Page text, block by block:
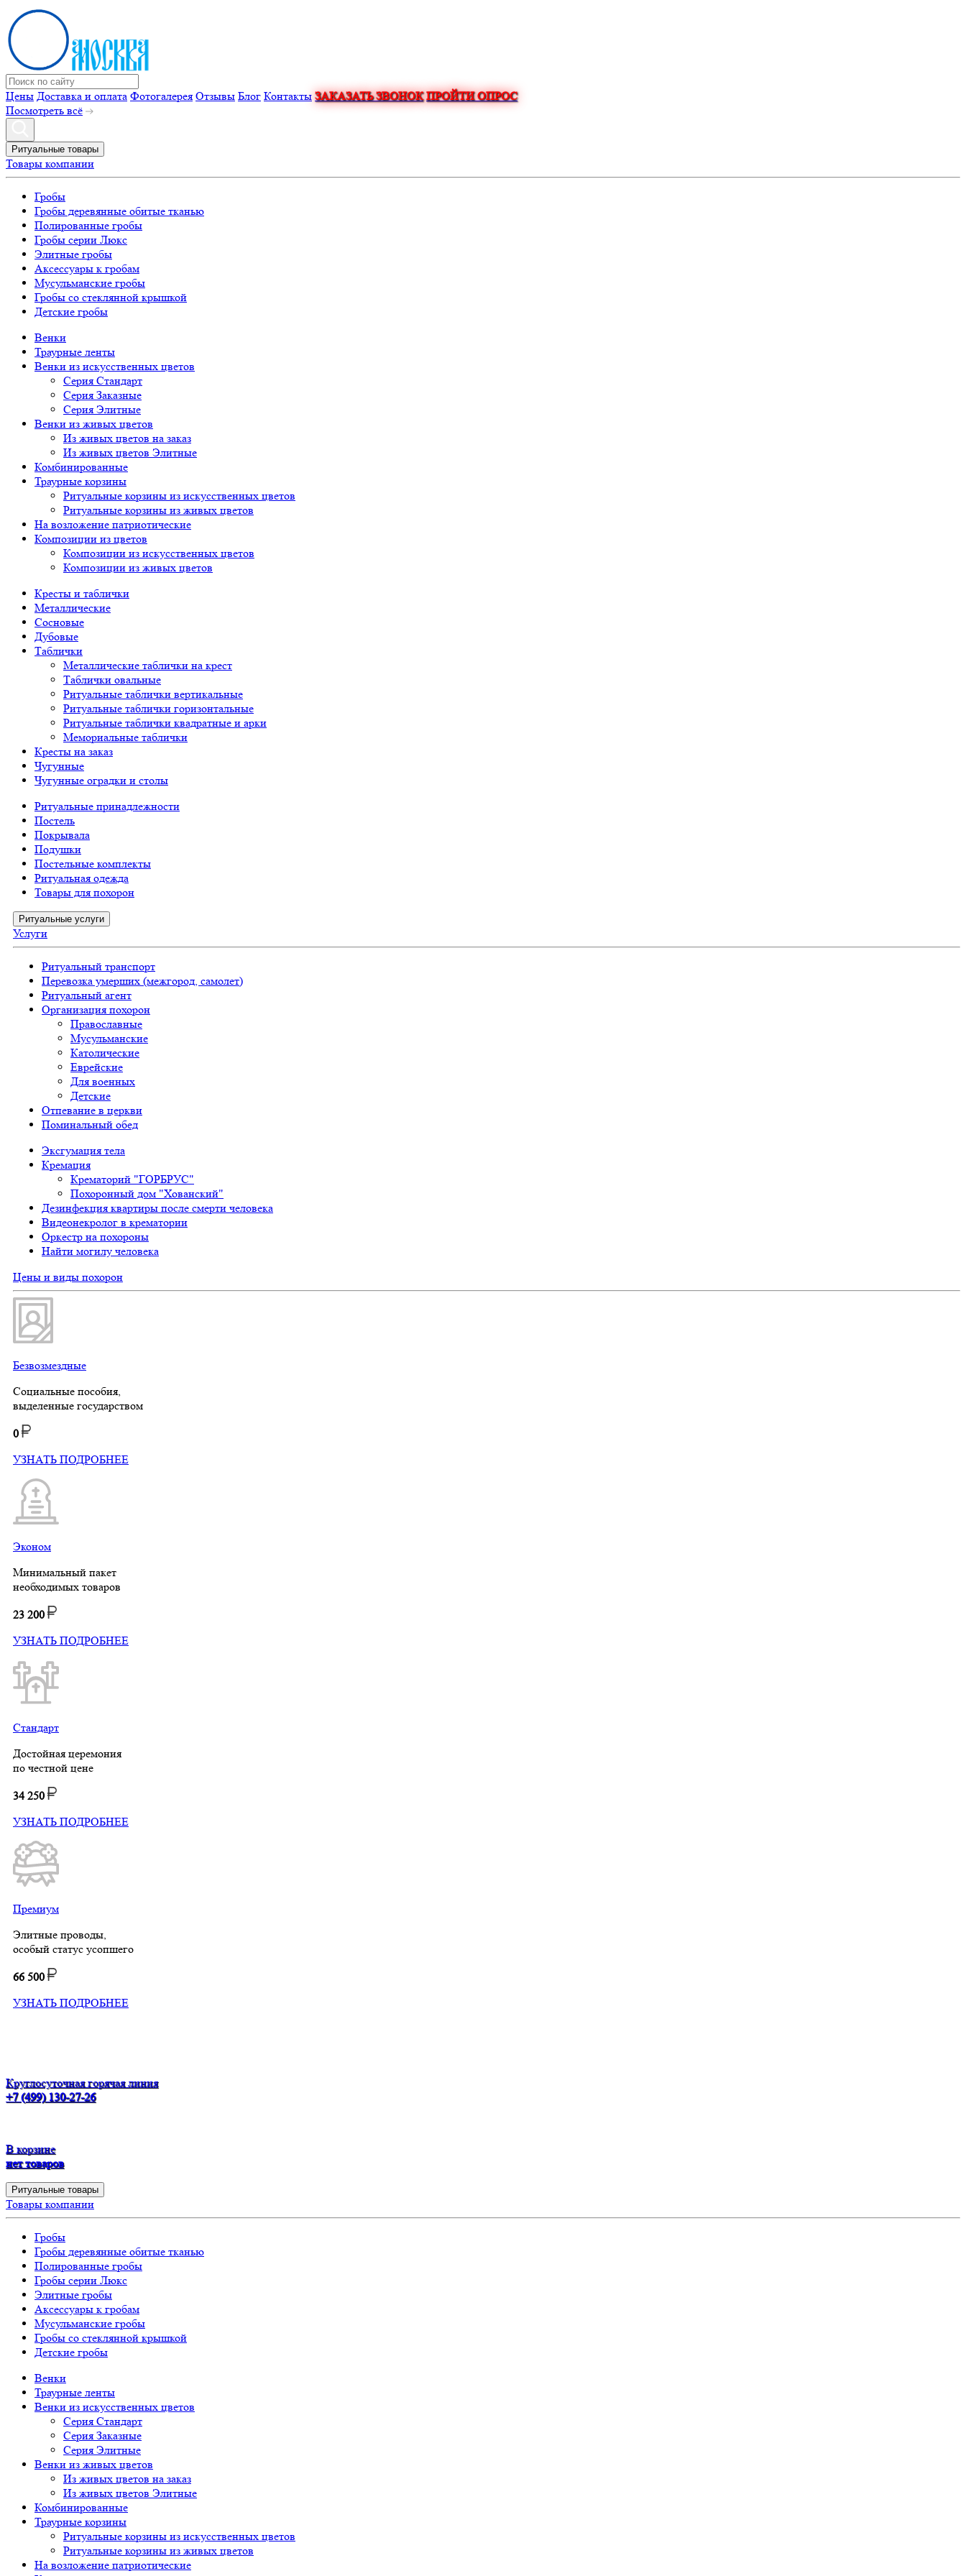
Цены Доставка и оплата Фотогалерея Отзывы Блог Контакты ЗАКАЗАТЬ ЗВОНОК ПРОЙТИ ОПРОС
Посмотреть всё
Ритуальные товары
Товары компании
Гробы
Гробы деревянные обитые тканью
Полированные гробы
Гробы серии Люкс
Элитные гробы
Аксессуары к гробам
Мусульманские гробы
Гробы со стеклянной крышкой
Детские гробы
Венки
Траурные ленты
Венки из искусственных цветов
Серия Стандарт
Серия Заказные
Серия Элитные
Венки из живых цветов
Из живых цветов на заказ
Из живых цветов Элитные
Комбинированные
Траурные корзины
Ритуальные корзины из искусственных цветов
Ритуальные корзины из живых цветов
На возложение патриотические
Композиции из цветов
Композиции из искусственных цветов
Композиции из живых цветов
Кресты и таблички
Металлические
Сосновые
Дубовые
Таблички
Металлические таблички на крест
Таблички овальные
Ритуальные таблички вертикальные
Ритуальные таблички горизонтальные
Ритуальные таблички квадратные и арки
Мемориальные таблички
Кресты на заказ
Чугунные
Чугунные оградки и столы
Ритуальные принадлежности
Постель
Покрывала
Подушки
Постельные комплекты
Ритуальная одежда
Товары для похорон
Ритуальные услуги
Услуги
Ритуальный транспорт
Перевозка умерших (межгород, самолет)
Ритуальный агент
Организация похорон
Православные
Мусульманские
Католические
Еврейские
Для военных
Детские
Отпевание в церкви
Поминальный обед
Эксгумация тела
Кремация
Крематорий "ГОРБРУС"
Похоронный дом "Хованский"
Дезинфекция квартиры после смерти человека
Видеонекролог в крематории
Оркестр на похороны
Найти могилу человека
Цены и виды похорон
Безвозмездные
Социальные пособия,
выделенные государством
0
УЗНАТЬ ПОДРОБНЕЕ
Эконом
Минимальный пакет
необходимых товаров
23 200
УЗНАТЬ ПОДРОБНЕЕ
Стандарт
Достойная церемония
по честной цене
34 250
УЗНАТЬ ПОДРОБНЕЕ
Премиум
Элитные проводы,
особый статус усопшего
66 500
УЗНАТЬ ПОДРОБНЕЕ
Круглосуточная горячая линия
+7 (499) 130-27-26
В корзине
нет товаров
Ритуальные товары
Товары компании
Гробы
Гробы деревянные обитые тканью
Полированные гробы
Гробы серии Люкс
Элитные гробы
Аксессуары к гробам
Мусульманские гробы
Гробы со стеклянной крышкой
Детские гробы
Венки
Траурные ленты
Венки из искусственных цветов
Серия Стандарт
Серия Заказные
Серия Элитные
Венки из живых цветов
Из живых цветов на заказ
Из живых цветов Элитные
Комбинированные
Траурные корзины
Ритуальные корзины из искусственных цветов
Ритуальные корзины из живых цветов
На возложение патриотические